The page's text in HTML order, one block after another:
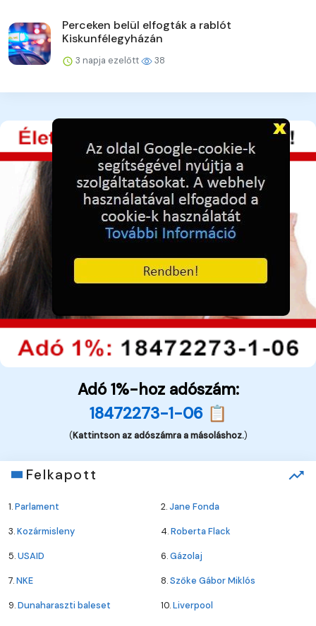
Perceken belül elfogták a rablót
Kiskunfélegyházán
3 napja ezelőtt 38
Adó 1%-hoz adószám:
18472273-1-06 📋
(Kattintson az adószámra a másoláshoz.)
Felkapott
1.Parlament 2.Jane Fonda
3.Kozármisleny 4.Roberta Flack
5.USAID 6.Gázolaj
7.NKE 8.Szőke Gábor Miklós
9.Dunaharaszti baleset 10.Liverpool